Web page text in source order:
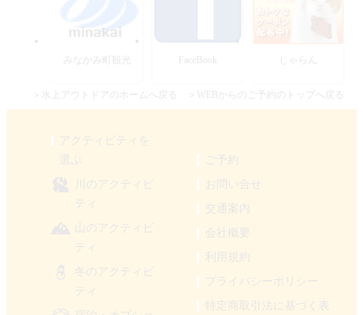
みなかみ町観光 FaceBook じゃらん
＞水上アウトドアのホームへ戻る ＞WEBからのご予約のトップへ戻る
アクティビティを
川のアクティビ
ティ
山のアクティビ
ティ
冬のアクティビ
ティ
ご予約
お問い合せ
交通案内
会社概要
利用規約
プライバシーポリシー
特定商取引法に基づく表